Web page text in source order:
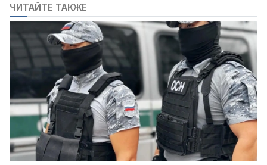
ЧИТАЙТЕ ТАКЖЕ